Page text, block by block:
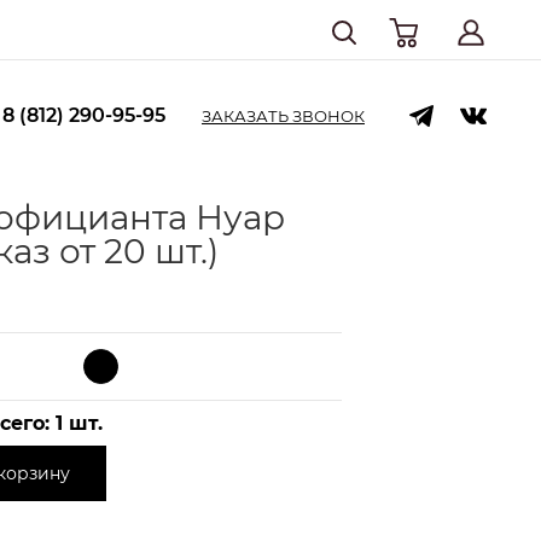
8 (812) 290-95-95 ЗАКАЗАТЬ ЗВОНОК
Нуар
от 20 шт.)
1 шт.